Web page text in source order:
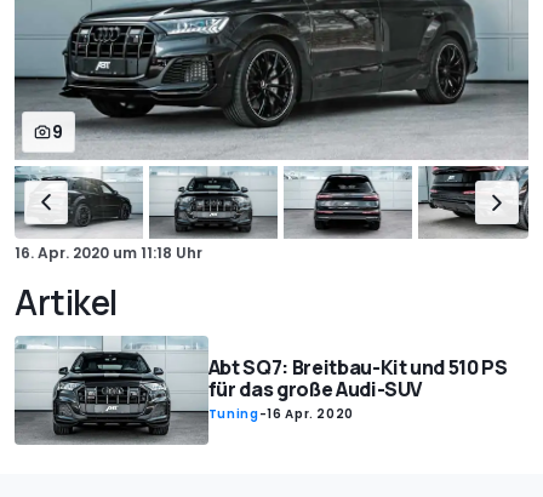
9
16. Apr. 2020 um11:18 Uhr
Artikel
Abt SQ7: Breitbau-Kit und 510 PS
für das große Audi-SUV
Tuning-16 Apr. 2020